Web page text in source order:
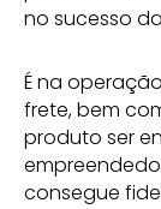
no sucesso
É na
frete, bem
produto ser
consegue